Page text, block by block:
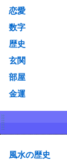
恋愛
数字
歴史
玄関
部屋
金運
風水の歴史